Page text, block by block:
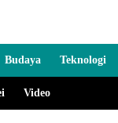
Budaya Teknologi
Video